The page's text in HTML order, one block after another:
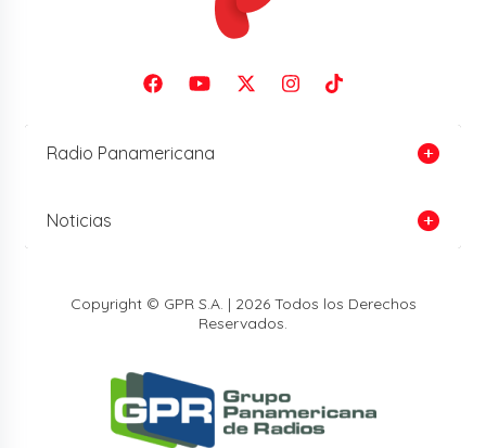
Radio Panamericana
Noticias
Copyright © GPR S.A. | 2026 Todos los Derechos
Reservados.